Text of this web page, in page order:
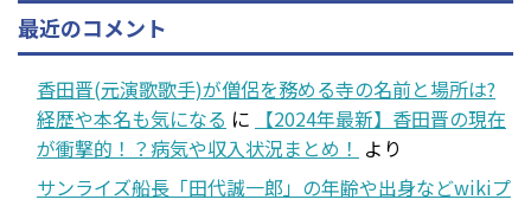
最近のコメント
香田晋(元演歌歌手)が僧侶を務める寺の名前と場所は?
経歴や本名も気になる に
【2024年最新】香田晋の現在
が衝撃的！？病気や収入状況まとめ！ より
サンライズ船長「田代誠一郎」の年齢や出身などwikiプ